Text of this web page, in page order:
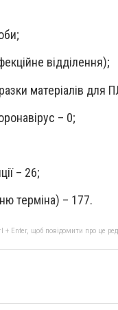
відділення);
матеріалів для
– 0;
– 26;
терміна) – 177.
+ Enter, щоб повідомити про це